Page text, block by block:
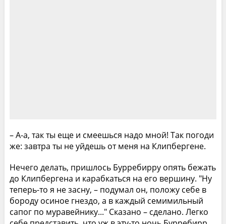
– А-а, так ты еще и смеешься надо мной! Так погоди
же: завтра ты не уйдешь от меня на Клипбергене.
Нечего делать, пришлось Бурребирру опять бежать
до Клипбергена и карабкаться на его вершину. "Ну
теперь-то я не засну, – подумал он, положу себе в
бороду осиное гнездо, а в каждый семимильный
сапог по муравейнику..." Сказано – сделано. Легко